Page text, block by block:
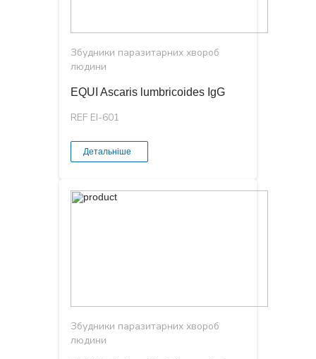
Збудники паразитарних хвороб
людини
EQUI Ascaris lumbricoides IgG
REF EI-601
Детальніше
Збудники паразитарних хвороб
людини